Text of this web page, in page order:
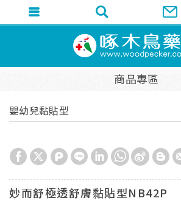
商品專區
嬰幼兒黏貼型
妙而舒極透舒膚黏貼型NB42P